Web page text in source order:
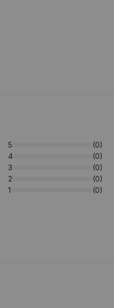
5
(0)
4
(0)
3
(0)
2
(0)
1
(0)